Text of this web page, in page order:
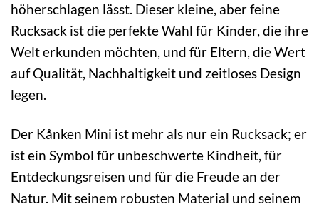
höherschlagen lässt. Dieser kleine, aber feine
Rucksack ist die perfekte Wahl für Kinder, die ihre
Welt erkunden möchten, und für Eltern, die Wert
auf Qualität, Nachhaltigkeit und zeitloses Design
legen.
Der Kånken Mini ist mehr als nur ein Rucksack; er
ist ein Symbol für unbeschwerte Kindheit, für
Entdeckungsreisen und für die Freude an der
Natur. Mit seinem robusten Material und seinem